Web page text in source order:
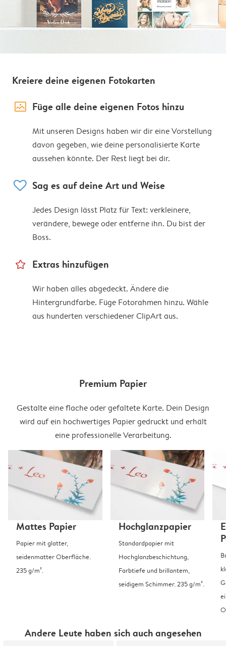
Kreiere deine eigenen Fotokarten
image_placeholder Füge alle deine eigenen Fotos hinzu
Mit unseren Designs haben wir dir eine Vorstellung
davon gegeben, wie deine personalisierte Karte
aussehen könnte. Der Rest liegt bei dir.
heart Sag es auf deine Art und Weise
Jedes Design lässt Platz für Text: verkleinere,
verändere, bewege oder entferne ihn. Du bist der
Boss.
star_outline Extras hinzufügen
Wir haben alles abgedeckt. Ändere die
Hintergrundfarbe. Füge Fotorahmen hinzu. Wähle
aus hunderten verschiedener ClipArt aus.
Premium Papier
Gestalte eine flache oder gefaltete Karte. Dein Design
wird auf ein hochwertiges Papier gedruckt und erhält
eine professionelle Verarbeitung.
Mattes Papier
Papier mit glatter,
seidenmatter Oberfläche.
235 g/m².
Hochglanzpapier
Standardpapier mit
Hochglanzbeschichtung,
Farbtiefe und brillantem,
seidigem Schimmer. 235 g/m².
Andere Leute haben sich auch angesehen